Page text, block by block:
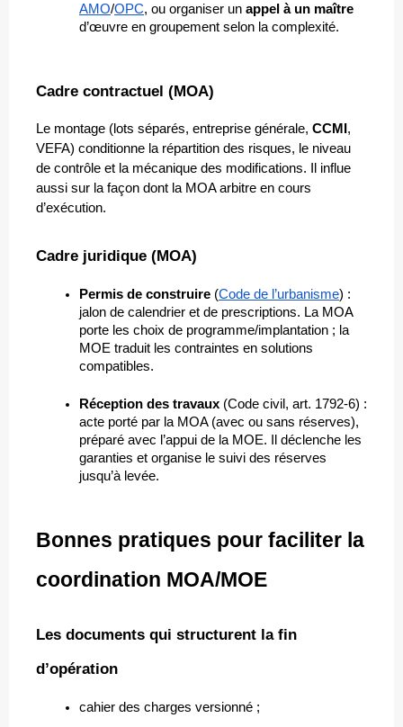
AMO/OPC, ou organiser un appel à un maître
d’œuvre en groupement selon la complexité.
Cadre contractuel (MOA)
Le montage (lots séparés, entreprise générale, CCMI ,
VEFA) conditionne la répartition des risques, le niveau
de contrôle et la mécanique des modifications. Il influe
aussi sur la façon dont la MOA arbitre en cours
d’exécution.
Cadre juridique (MOA)
Permis de construire (Code de l’urbanisme) :
jalon de calendrier et de prescriptions. La MOA
porte les choix de programme/implantation ; la
MOE traduit les contraintes en solutions
compatibles.
Réception des travaux (Code civil, art. 1792-6) :
acte porté par la MOA (avec ou sans réserves),
préparé avec l’appui de la MOE. Il déclenche les
garanties et organise le suivi des réserves
jusqu’à levée.
Bonnes pratiques pour faciliter la
coordination MOA/MOE
Les documents qui structurent la fin
d’opération
cahier des charges versionné ;